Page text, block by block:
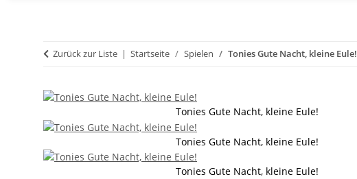
Zurück zur Liste Startseite Spielen Tonies Gute Nacht, kleine Eule!
Tonies Gute Nacht, kleine Eule!
Tonies Gute Nacht, kleine Eule!
Tonies Gute Nacht, kleine Eule!